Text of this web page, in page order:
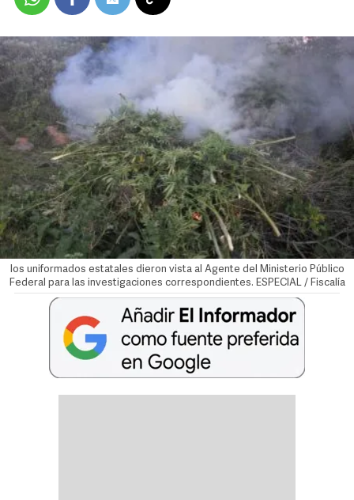
los uniformados estatales dieron vista al Agente del Ministerio Público
Federal para las investigaciones correspondientes. ESPECIAL / Fiscalía